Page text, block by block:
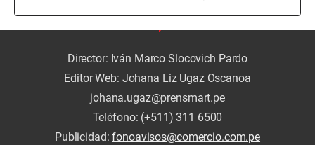
Director: Iván Marco Slocovich Pardo
Editor Web: Johana Liz Ugaz Oscanoa
johana.ugaz@prensmart.pe
Teléfono: (+511) 311 6500
Publicidad:fonoavisos@comercio.com.pe